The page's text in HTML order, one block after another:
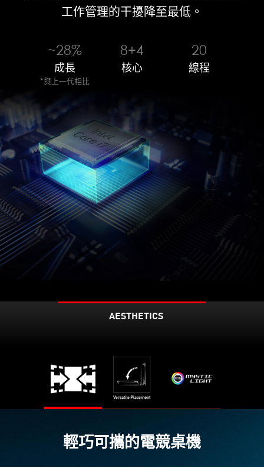
工作管理的干擾降至最低。
~28%
成長
*與上一代相比
8+4
核心
20
線程
AESTHETICS
輕巧可攜的電競桌機